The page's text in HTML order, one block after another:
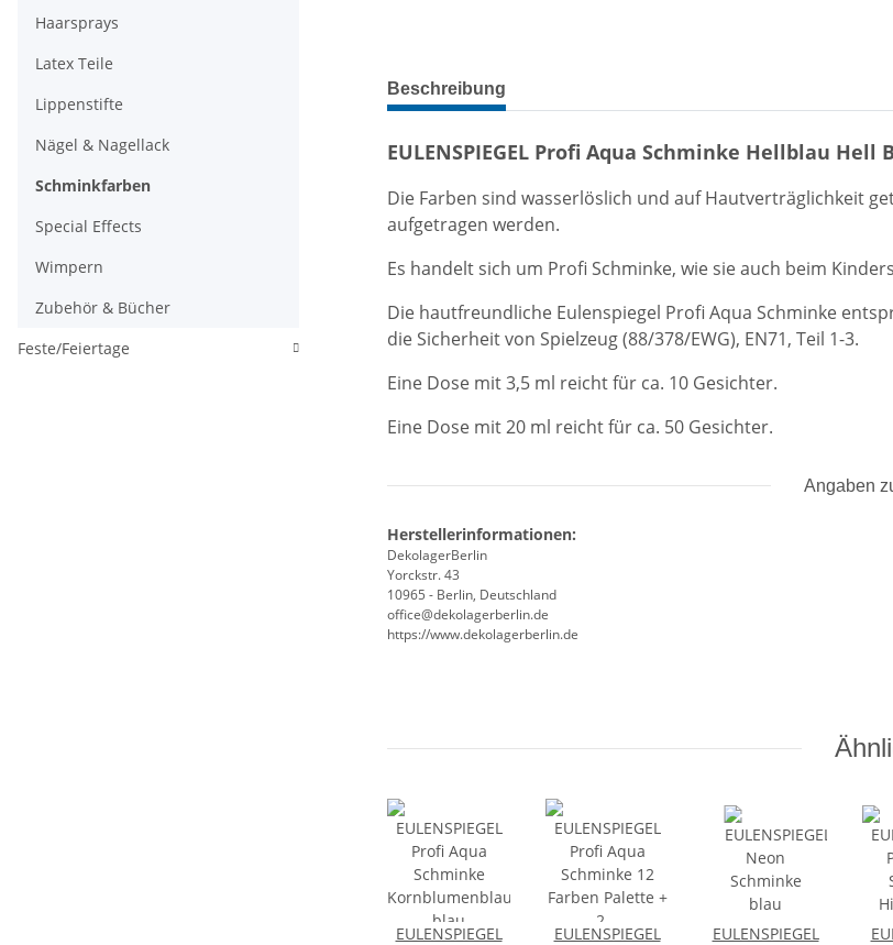
weitere Registerkarten anzeigen
Beschreibung
EULENSPIEGEL Profi Aqua Schminke Hellblau Hell
Die Farben sind wasserlöslich und auf Hautverträglichkeit
aufgetragen werden.
Es handelt sich um Profi Schminke, wie sie auch beim
Die hautfreundliche Eulenspiegel Profi Aqua Schminke
die Sicherheit von Spielzeug (88/378/EWG), EN71, Teil 1-3.
Eine Dose mit 3,5 ml reicht für ca. 10 Gesichter.
Eine Dose mit 20 ml reicht für ca. 50 Gesichter.
Angaben
Herstellerinformationen:
DekolagerBerlin
Yorckstr. 43
10965 - Berlin, Deutschland
office@dekolagerberlin.de
https://www.dekolagerberlin.de
EULENSPIEGEL
EULENSPIEGEL
EULENSPIEGEL
Haarsprays
Latex Teile
Lippenstifte
Nägel & Nagellack
Schminkfarben
Special Effects
Wimpern
Zubehör & Bücher
Feste/Feiertage